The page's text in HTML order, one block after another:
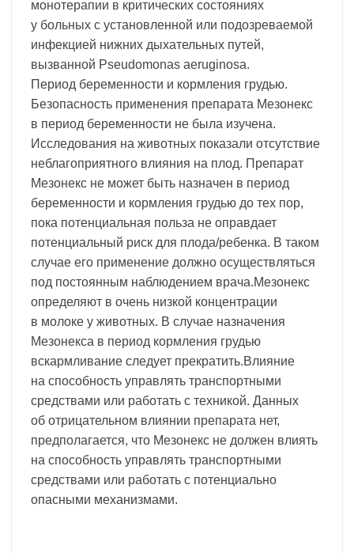
монотерапии в критических состояниях
у больных с установленной или подозреваемой
инфекцией нижних дыхательных путей,
вызванной Pseudomonas aeruginosa.
Период беременности и кормления грудью.
Безопасность применения препарата Мезонекс
в период беременности не была изучена.
Исследования на животных показали отсутствие
неблагоприятного влияния на плод. Препарат
Мезонекс не может быть назначен в период
беременности и кормления грудью до тех пор,
пока потенциальная польза не оправдает
потенциальный риск для плода/ребенка. В таком
случае его применение должно осуществляться
под постоянным наблюдением врача.Мезонекс
определяют в очень низкой концентрации
в молоке у животных. В случае назначения
Мезонекса в период кормления грудью
вскармливание следует прекратить.Влияние
на способность управлять транспортными
средствами или работать с техникой. Данных
об отрицательном влиянии препарата нет,
предполагается, что Мезонекс не должен влиять
на способность управлять транспортными
средствами или работать с потенциально
опасными механизмами.